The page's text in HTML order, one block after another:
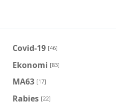
Covid-19 [46]
Ekonomi [83]
MA63 [17]
Rabies [22]